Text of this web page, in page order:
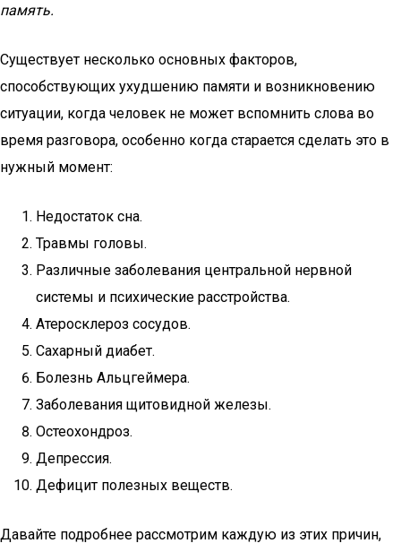
память.
Существует несколько основных факторов,
способствующих ухудшению памяти и возникновению
ситуации, когда человек не может вспомнить слова во
время разговора, особенно когда старается сделать это в
нужный момент:
Недостаток сна.
Травмы головы.
Различные заболевания центральной нервной
системы и психические расстройства.
Атеросклероз сосудов.
Сахарный диабет.
Болезнь Альцгеймера.
Заболевания щитовидной железы.
Остеохондроз.
Депрессия.
Дефицит полезных веществ.
Давайте подробнее рассмотрим каждую из этих причин,